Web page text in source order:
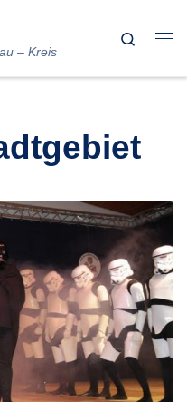
– Kreis
Search